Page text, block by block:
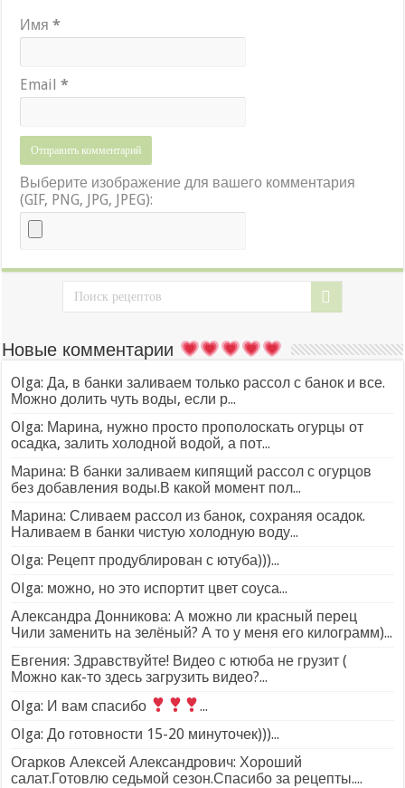
Имя*
Email*
Выберите изображение для вашего комментария
(GIF, PNG, JPG, JPEG):
Новые комментарии
Olga: Да, в банки заливаем только рассол с банок и все.
Можно долить чуть воды, если р...
Olga: Марина, нужно просто прополоскать огурцы от
осадка, залить холодной водой, а пот...
Марина: В банки заливаем кипящий рассол с огурцов
без добавления воды.В какой момент пол...
Марина: Сливаем рассол из банок, сохраняя осадок.
Наливаем в банки чистую холодную воду...
Olga: Рецепт продублирован с ютуба)))...
Olga: можно, но это испортит цвет соуса...
Александра Донникова: А можно ли красный перец
Чили заменить на зелёный? А то у меня его килограмм)...
Евгения: Здравствуйте! Видео с ютюба не грузит (
Можно как-то здесь загрузить видео?...
Olga: И вам спасибо
...
Olga: До готовности 15-20 минуточек)))...
Огарков Алексей Александрович: Хороший
салат.Готовлю седьмой сезон.Спасибо за рецепты....